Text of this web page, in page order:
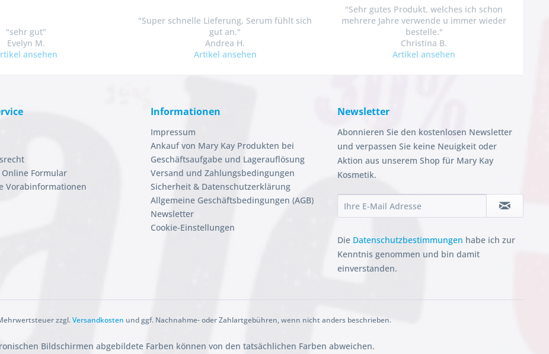
"sehr gut"
Evelyn M.
ansehen
"Super schnelle Lieferung, Serum fühlt sich
gut an."
Andrea H.
Artikel ansehen
"Sehr gutes Produkt, welches ich schon
mehrere Jahre verwende u immer wieder
bestelle."
Christina B.
Artikel ansehen
Formular
Vorabinformationen
Informationen
Impressum
Ankauf von Mary Kay Produkten bei
Geschäftsaufgabe und Lagerauflösung
Versand und Zahlungsbedingungen
Sicherheit & Datenschutzerklärung
Allgemeine Geschäftsbedingungen (AGB)
Newsletter
Cookie-Einstellungen
Newsletter
Abonnieren Sie den kostenlosen Newsletter
und verpassen Sie keine Neuigkeit oder
Aktion aus unserem Shop für Mary Kay
Kosmetik.
Die Datenschutzbestimmungen habe ich zur
Kenntnis genommen und bin damit
einverstanden.
zzgl.Versandkosten und ggf. Nachnahme- oder Zahlartgebühren, wenn nicht anders beschrieben.
Bildschirmen abgebildete Farben können von den tatsächlichen Farben abweichen.